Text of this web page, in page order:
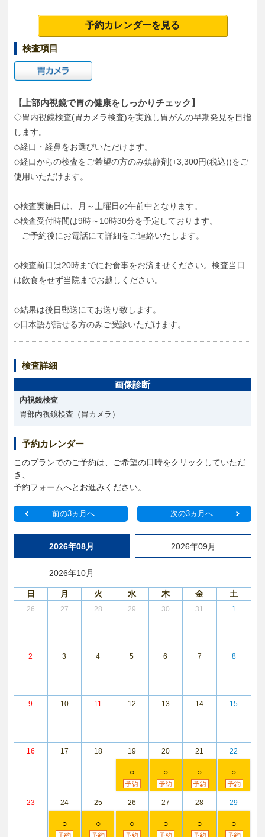
予約カレンダーを見る
検査項目
【上部内視鏡で胃の健康をしっかりチェック】
◇胃内視鏡検査(胃カメラ検査)を実施し胃がんの早期発見を目指
します。
◇経口・経鼻をお選びいただけます。
◇経口からの検査をご希望の方のみ鎮静剤(+3,300円(税込))をご
使用いただけます。
◇検査実施日は、月～土曜日の午前中となります。
◇検査受付時間は9時～10時30分を予定しております。
ご予約後にお電話にて詳細をご連絡いたします。
◇検査前日は20時までにお食事をお済ませください。検査当日
は飲食をせず当院までお越しください。
◇結果は後日郵送にてお送り致します。
◇日本語が話せる方のみご受診いただけます。
検査詳細
画像診断
内視鏡検査
胃部内視鏡検査（胃カメラ）
予約カレンダー
このプランでのご予約は、ご希望の日時をクリックしていただ
き、
予約フォームへとお進みください。
前の3ヵ月へ 次の3ヵ月へ
2026年08月 2026年09月
2026年10月
日 月 火 水 木 金 土
26 27 28 29 30 31 1
2 3 4 5 6 7 8
9 10 11 12 13 14 15
16 17 18 19
○
20
○
21
○
22
○
23 24
○
25
○
26
○
27
○
28
○
29
○